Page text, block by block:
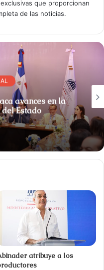
que proporcionan
de las noticias.
avances en la
Estado
atribuye a los